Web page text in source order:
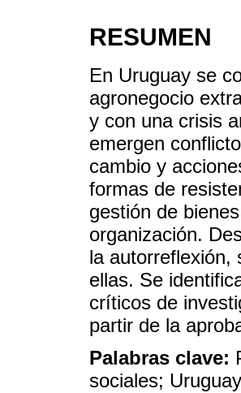
RESUMEN
En Uruguay se
agronegocio
y con una crisis
emergen
cambio y
formas de
gestión de
organización.
la autorreflexión,
ellas. Se
críticos de
partir de la
Palabras clave:
sociales;